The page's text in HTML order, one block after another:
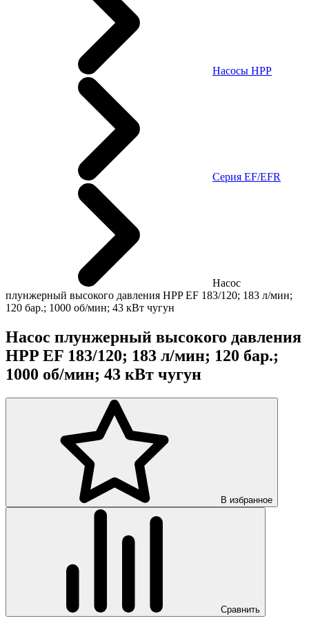
Насосы HPP
Cерия EF/EFR
Насос
плунжерный высокого давления HPP EF 183/120; 183 л/мин;
120 бар.; 1000 об/мин; 43 кВт чугун
Насос плунжерный высокого давления
HPP EF 183/120; 183 л/мин; 120 бар.;
1000 об/мин; 43 кВт чугун
В избранное
Сравнить